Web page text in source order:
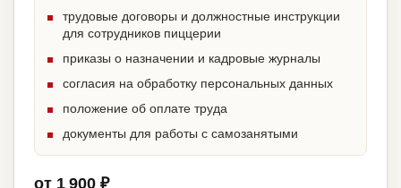
трудовые договоры и должностные инструкции
для сотрудников пиццерии
приказы о назначении и кадровые журналы
согласия на обработку персональных данных
положение об оплате труда
документы для работы с самозанятыми
от 1 900 ₽